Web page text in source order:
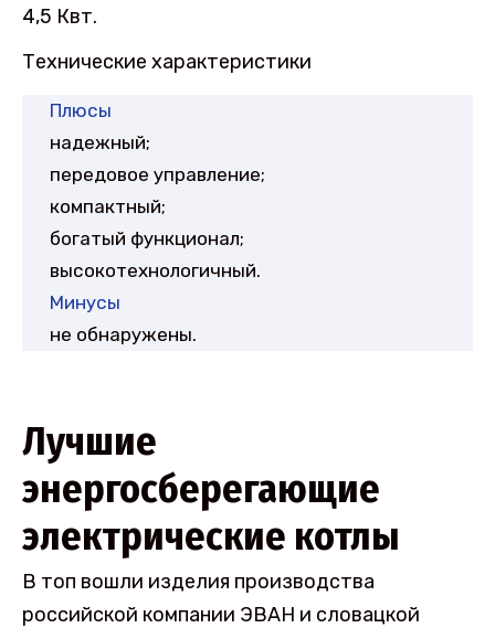
4,5 Квт.
Технические характеристики
Плюсы
надежный;
передовое управление;
компактный;
богатый функционал;
высокотехнологичный.
Минусы
не обнаружены.
Лучшие
энергосберегающие
электрические котлы
В топ вошли изделия производства
российской компании ЭВАН и словацкой